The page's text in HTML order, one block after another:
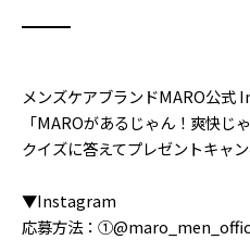
メンズケアブランドMARO公
「MAROがあるじゃん！爽快じ
クイズに答えてプレゼントキャ
▼Instagram
応募方法：